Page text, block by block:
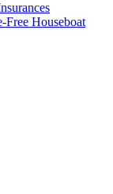
Free Houseboat